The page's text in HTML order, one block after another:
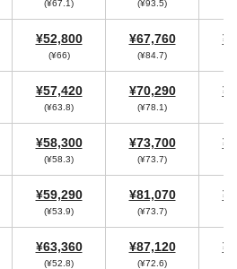
(¥67.1) (¥93.5)
¥52,800
(¥66)
¥67,760
(¥84.7)
¥57,420
(¥63.8)
¥70,290
(¥78.1)
¥58,300
(¥58.3)
¥73,700
(¥73.7)
¥59,290
(¥53.9)
¥81,070
(¥73.7)
¥63,360
(¥52.8)
¥87,120
(¥72.6)